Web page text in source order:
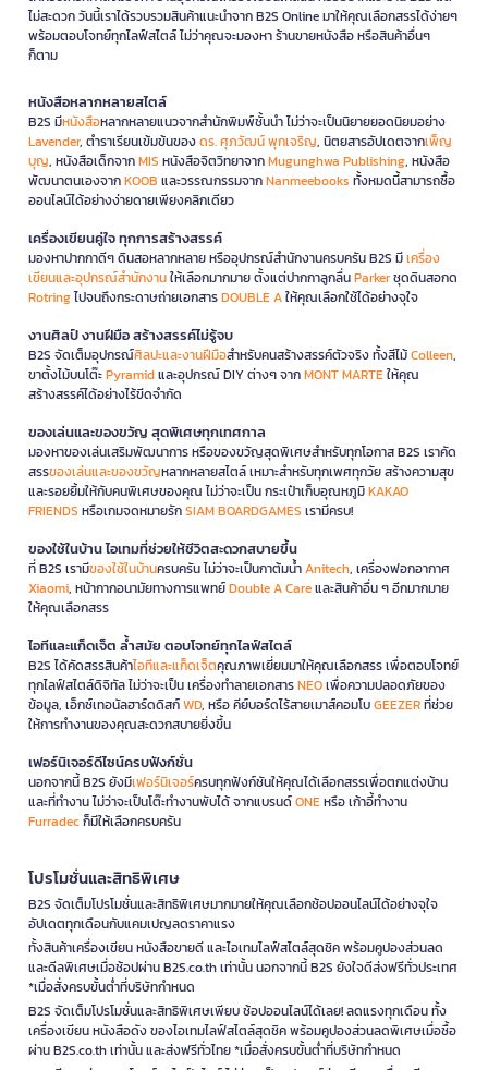
ไม่สะดวก วันนี้เราได้รวบรวมสินค้าแนะนำจาก B2S Online มาให้คุณเลือกสรรได้ง่ายๆ
พร้อมตอบโจทย์ทุกไลฟ์สไตล์ ไม่ว่าคุณจะมองหา ร้านขายหนังสือ หรือสินค้าอื่นๆ
ก็ตาม
หนังสือหลากหลายสไตล์
B2S มีหนังสือหลากหลายแนวจากสำนักพิมพ์ชั้นนำ ไม่ว่าจะเป็นนิยายยอดนิยมอย่าง
Lavender, ตำราเรียนเข้มข้นของดร. ศุภวัฒน์ พุกเจริญ, นิตยสารอัปเดตจากเพ็ญ
บุญ, หนังสือเด็กจากMIS หนังสือจิตวิทยาจากMugunghwa Publishing, หนังสือ
พัฒนาตนเองจากKOOB และวรรณกรรมจากNanmeebooks ทั้งหมดนี้สามารถซื้อ
ออนไลน์ได้อย่างง่ายดายเพียงคลิกเดียว
เครื่องเขียนคู่ใจ ทุกการสร้างสรรค์
มองหาปากกาดีๆ ดินสอหลากหลาย หรืออุปกรณ์สำนักงานครบครัน B2S มีเครื่อง
เขียนและอุปกรณ์สำนักงานให้เลือกมากมาย ตั้งแต่ปากกาลูกลื่นParkerชุดดินสอกด
Rotringไปจนถึงกระดาษถ่ายเอกสารDOUBLE Aให้คุณเลือกใช้ได้อย่างจุใจ
งานศิลป์ งานฝีมือ สร้างสรรค์ไม่รู้จบ
B2S จัดเต็มอุปกรณ์ศิลปะและงานฝีมือสำหรับคนสร้างสรรค์ตัวจริง ทั้งสีไม้Colleen,
ขาตั้งไม้บนโต๊ะPyramidและอุปกรณ์ DIY ต่างๆ จากMONT MARTEให้คุณ
สร้างสรรค์ได้อย่างไร้ขีดจำกัด
ของเล่นและของขวัญ สุดพิเศษทุกเทศกาล
มองหาของเล่นเสริมพัฒนาการ หรือของขวัญสุดพิเศษสำหรับทุกโอกาส B2S เราคัด
สรรของเล่นและของขวัญหลากหลายสไตล์ เหมาะสำหรับทุกเพศทุกวัย สร้างความสุข
และรอยยิ้มให้กับคนพิเศษของคุณ ไม่ว่าจะเป็น กระเป๋าเก็บอุณหภูมิKAKAO
FRIENDS หรือเกมจดหมายรักSIAM BOARDGAMES เรามีครบ!
ของใช้ในบ้าน ไอเทมที่ช่วยให้ชีวิตสะดวกสบายขึ้น
ที่ B2S เรามีของใช้ในบ้านครบครัน ไม่ว่าจะเป็นกาต้มน้ำAnitech, เครื่องฟอกอากาศ
Xiaomi, หน้ากากอนามัยทางการแพทย์Double A Careและสินค้าอื่น ๆ อีกมากมาย
ให้คุณเลือกสรร
ไอทีและแก็ดเจ็ต ล้ำสมัย ตอบโจทย์ทุกไลฟ์สไตล์
B2S ได้คัดสรรสินค้าไอทีและแก็ดเจ็ตคุณภาพเยี่ยมมาให้คุณเลือกสรร เพื่อตอบโจทย์
ทุกไลฟ์สไตล์ดิจิทัล ไม่ว่าจะเป็น เครื่องทำลายเอกสารNEOเพื่อความปลอดภัยของ
ข้อมูล, เอ็กซ์เทอนัลฮาร์ดดิสก์WD, หรือ คีย์บอร์ดไร้สายเมาส์คอมโบGEEZERที่ช่วย
ให้การทำงานของคุณสะดวกสบายยิ่งขึ้น
เฟอร์นิเจอร์ดีไซน์ครบฟังก์ชั่น
นอกจากนี้ B2S ยังมีเฟอร์นิเจอร์ครบทุกฟังก์ชันให้คุณได้เลือกสรรเพื่อตกแต่งบ้าน
และที่ทำงาน ไม่ว่าจะเป็นโต๊ะทำงานพับได้ จากแบรนด์ONEหรือ เก้าอี้ทำงาน
Furradecก็มีให้เลือกครบครัน
โปรโมชั่นและสิทธิพิเศษ
B2S จัดเต็มโปรโมชั่นและสิทธิพิเศษมากมายให้คุณเลือกช้อปออนไลน์ได้อย่างจุใจ
อัปเดตทุกเดือนกับแคมเปญลดราคาแรง
ทั้งสินค้าเครื่องเขียน หนังสือขายดี และไอเทมไลฟ์สไตล์สุดชิค พร้อมคูปองส่วนลด
และดีลพิเศษเมื่อช้อปผ่าน B2S.co.th เท่านั้น นอกจากนี้ B2S ยังใจดีส่งฟรีทั่วประเทศ
*เมื่อสั่งครบขั้นต่ำที่บริษัทกำหนด
B2S จัดเต็มโปรโมชั่นและสิทธิพิเศษเพียบ ช้อปออนไลน์ได้เลย! ลดแรงทุกเดือน ทั้ง
เครื่องเขียน หนังสือดัง ของไอเทมไลฟ์สไตล์สุดชิค พร้อมคูปองส่วนลดพิเศษเมื่อซื้อ
ผ่าน B2S.co.th เท่านั้น และส่งฟรีทั่วไทย *เมื่อสั่งครบขั้นต่ำที่บริษัทกำหนด